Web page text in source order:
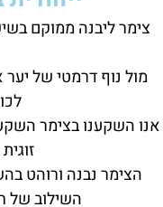
צימר ליבנה ממוקם
מול נוף דרמטי של יער
אנו השקענו בצימר
הצימר נבנה ורוהט
השילוב של